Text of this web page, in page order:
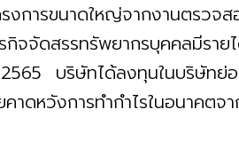
รงการขนาดใหญ่จากงานตรว
จจัดสรรทรัพยากรบุคคลมีราย
บริษัทได้ลงทุนในบริษัทย่
ดหวังการทำกำไรในอนาคตจ